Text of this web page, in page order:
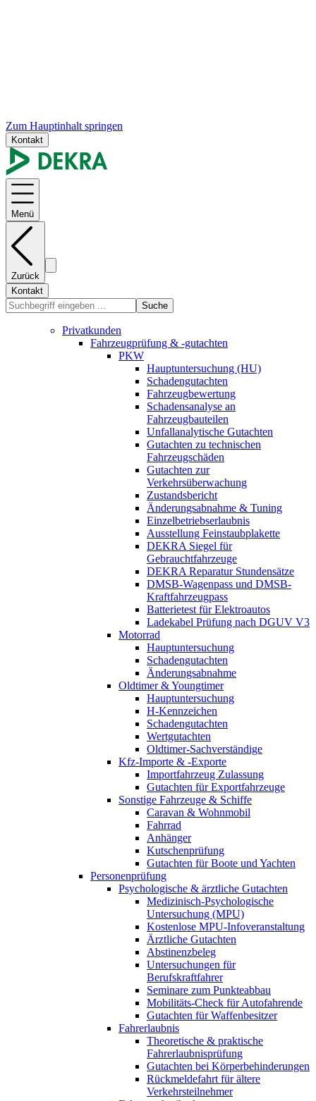
Zum Hauptinhalt springen
Kontakt
Menü
Zurück
Kontakt
Suche
Privatkunden
Fahrzeugprüfung & -gutachten
PKW
Hauptuntersuchung (HU)
Schadengutachten
Fahrzeugbewertung
Schadensanalyse an
Fahrzeugbauteilen
Unfallanalytische Gutachten
Gutachten zu technischen
Fahrzeugschäden
Gutachten zur
Verkehrsüberwachung
Zustandsbericht
Änderungsabnahme & Tuning
Einzelbetriebserlaubnis
Ausstellung Feinstaubplakette
DEKRA Siegel für
Gebrauchtfahrzeuge
DEKRA Reparatur Stundensätze
DMSB-Wagenpass und DMSB-
Kraftfahrzeugpass
Batterietest für Elektroautos
Ladekabel Prüfung nach DGUV V3
Motorrad
Hauptuntersuchung
Schadengutachten
Änderungsabnahme
Oldtimer & Youngtimer
Hauptuntersuchung
H-Kennzeichen
Schadengutachten
Wertgutachten
Oldtimer-Sachverständige
Kfz-Importe & -Exporte
Importfahrzeug Zulassung
Gutachten für Exportfahrzeuge
Sonstige Fahrzeuge & Schiffe
Caravan & Wohnmobil
Fahrrad
Anhänger
Kutschenprüfung
Gutachten für Boote und Yachten
Personenprüfung
Psychologische & ärztliche Gutachten
Medizinisch-Psychologische
Untersuchung (MPU)
Kostenlose MPU-Infoveranstaltung
Ärztliche Gutachten
Abstinenzbeleg
Untersuchungen für
Berufskraftfahrer
Seminare zum Punkteabbau
Mobilitäts-Check für Autofahrende
Gutachten für Waffenbesitzer
Fahrerlaubnis
Theoretische & praktische
Fahrerlaubnisprüfung
Gutachten bei Körperbehinderungen
Rückmeldefahrt für ältere
Verkehrsteilnehmer